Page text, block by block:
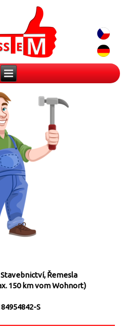
Stavebnictví, Řemesla
150 km vom Wohnort)
S